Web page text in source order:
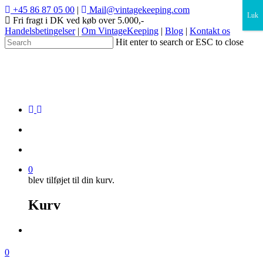
+45 86 87 05 00 |
Mail@vintagekeeping.com
Fri fragt i DK ved køb over 5.000,-
Handelsbetingelser| Om VintageKeeping | Blog | Kontakt os
Hit enter to search or ESC to close
0
blev tilføjet til din kurv.
Kurv
0
×
Luk